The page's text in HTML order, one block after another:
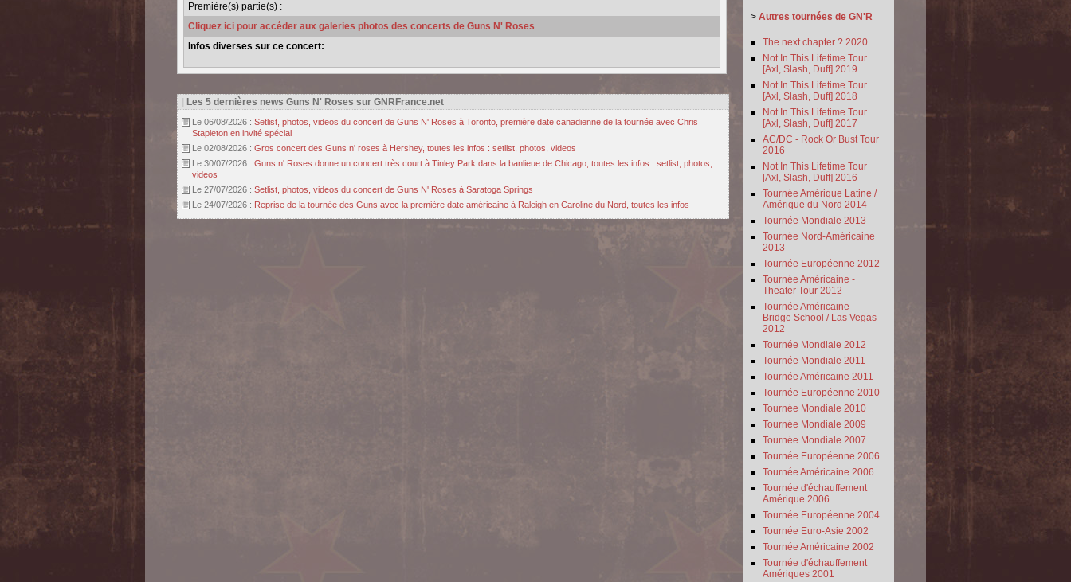
Première(s) partie(s) :
Cliquez ici pour accéder aux galeries photos des concerts de Guns N' Roses
Infos diverses sur ce concert:
Les 5 dernières news Guns N' Roses sur GNRFrance.net
Le 06/08/2026 : Setlist, photos, videos du concert de Guns N' Roses à Toronto, première date canadienne de la tournée avec Chris
Stapleton en invité spécial
Le 02/08/2026 : Gros concert des Guns n' roses à Hershey, toutes les infos : setlist, photos, videos
Le 30/07/2026 : Guns n' Roses donne un concert très court à Tinley Park dans la banlieue de Chicago, toutes les infos : setlist, photos,
videos
Le 27/07/2026 : Setlist, photos, videos du concert de Guns N' Roses à Saratoga Springs
Le 24/07/2026 : Reprise de la tournée des Guns avec la première date américaine à Raleigh en Caroline du Nord, toutes les infos
> Autres tournées de GN'R
The next chapter ? 2020
Not In This Lifetime Tour
[Axl, Slash, Duff] 2019
Not In This Lifetime Tour
[Axl, Slash, Duff] 2018
Not In This Lifetime Tour
[Axl, Slash, Duff] 2017
AC/DC - Rock Or Bust Tour
2016
Not In This Lifetime Tour
[Axl, Slash, Duff] 2016
Tournée Amérique Latine /
Amérique du Nord 2014
Tournée Mondiale 2013
Tournée Nord-Américaine
2013
Tournée Européenne 2012
Tournée Américaine -
Theater Tour 2012
Tournée Américaine -
Bridge School / Las Vegas
2012
Tournée Mondiale 2012
Tournée Mondiale 2011
Tournée Américaine 2011
Tournée Européenne 2010
Tournée Mondiale 2010
Tournée Mondiale 2009
Tournée Mondiale 2007
Tournée Européenne 2006
Tournée Américaine 2006
Tournée d'échauffement
Amérique 2006
Tournée Européenne 2004
Tournée Euro-Asie 2002
Tournée Américaine 2002
Tournée d'échauffement
Amériques 2001